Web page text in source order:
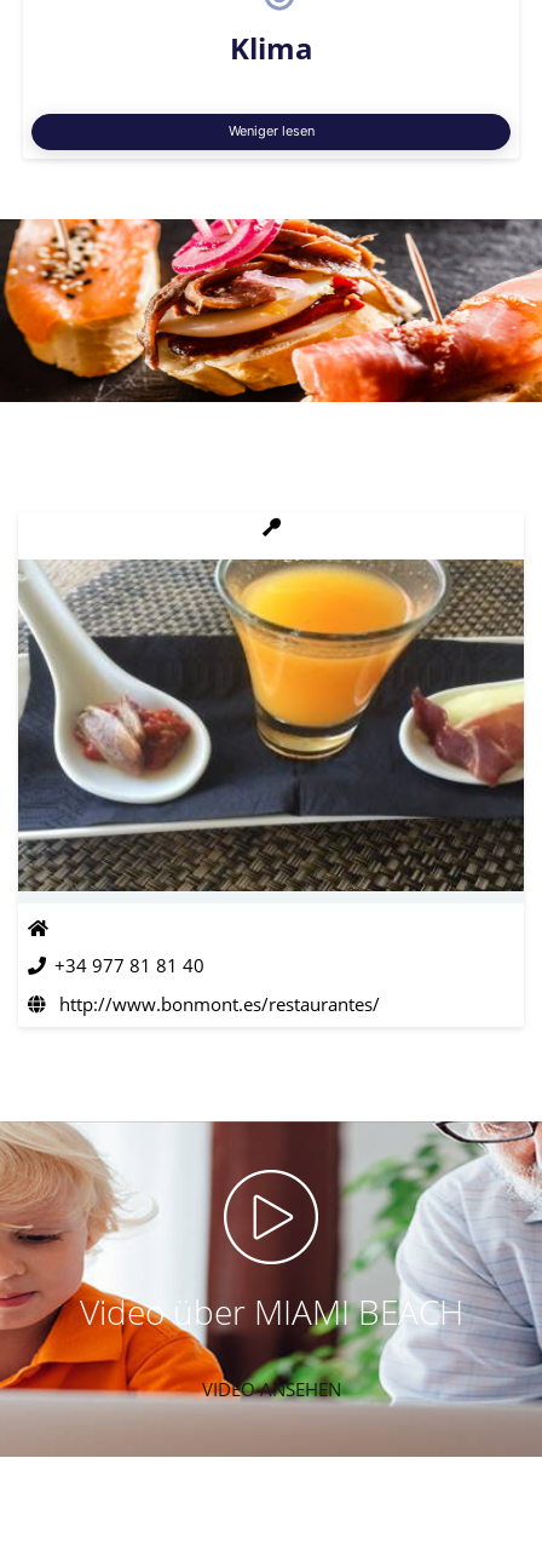
Klima
Weniger lesen
+34 977 81 81 40
http://www.bonmont.es/restaurantes/
Video über MIAMI BEACH
VIDEO ANSEHEN